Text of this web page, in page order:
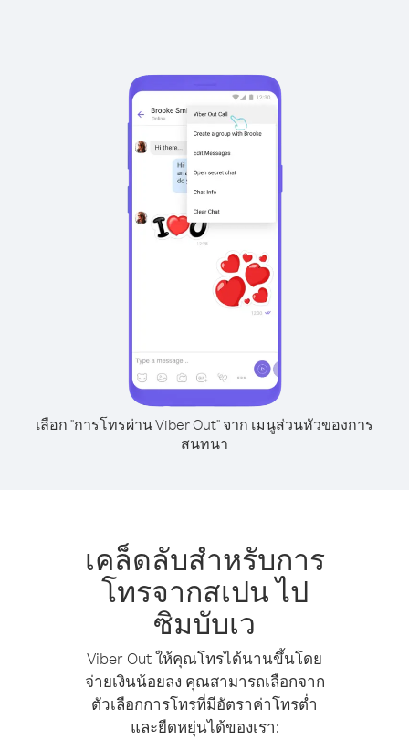
เลือก "การโทรผ่าน Viber Out" จาก เมนูส่วนหัวของการ
สนทนา
เคล็ดลับสำหรับการ
โทรจากสเปน ไป
ซิมบับเว
Viber Out ให้คุณโทรได้นานขึ้นโดย
จ่ายเงินน้อยลง คุณสามารถเลือกจาก
ตัวเลือกการโทรที่มีอัตราค่าโทรต่ำ
และยืดหยุ่นได้ของเรา: